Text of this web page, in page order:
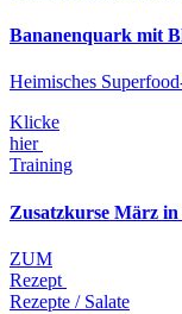
Bananenquark mit
Heimisches
Klicke
hier
Training
Zusatzkurse März in
ZUM
Rezept
Rezepte / Salate